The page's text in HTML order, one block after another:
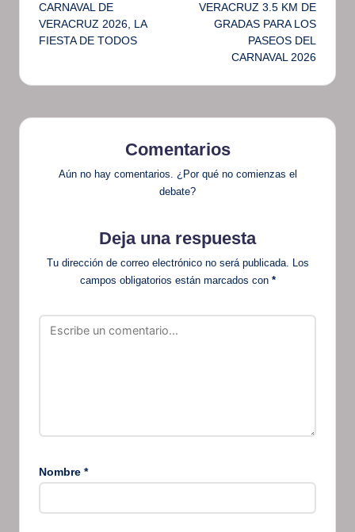
entradas
CARNAVAL DE
VERACRUZ 2026, LA
FIESTA DE TODOS
VERACRUZ 3.5 KM DE
GRADAS PARA LOS
PASEOS DEL
CARNAVAL 2026
Comentarios
Aún no hay comentarios. ¿Por qué no comienzas el
debate?
Deja una respuesta
Tu dirección de correo electrónico no será publicada.
Los
campos obligatorios están marcados con *
Nombre *